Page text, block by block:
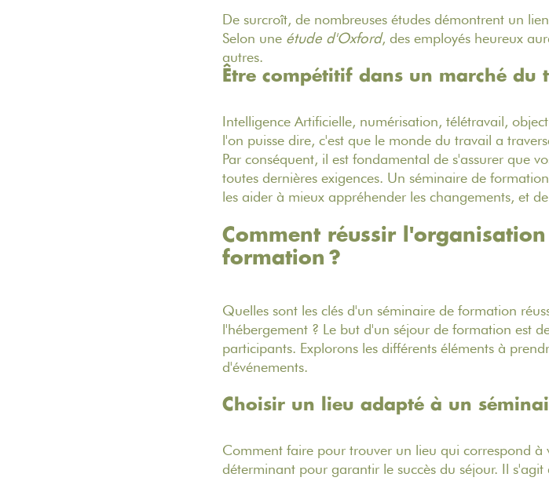
De surcroît, de nombreuses études démontrent un
Selon une étude d'Oxford, des employés heureux
autres.
Être compétitif dans un marché
Intelligence Artificielle, numérisation, télétravail,
l'on puisse dire, c'est que le monde du travail a
Par conséquent, il est fondamental de s'assurer que
toutes dernières exigences. Un séminaire de
les aider à mieux appréhender les changements, et
Comment réussir
formation ?
Quelles sont les clés d'un séminaire de formation
l'hébergement ? Le but d'un séjour de formation est
participants. Explorons les différents éléments à
d'événements.
Choisir un lieu adapté à un
Comment faire pour trouver un lieu qui correspond à
déterminant pour garantir le succès du séjour. Il